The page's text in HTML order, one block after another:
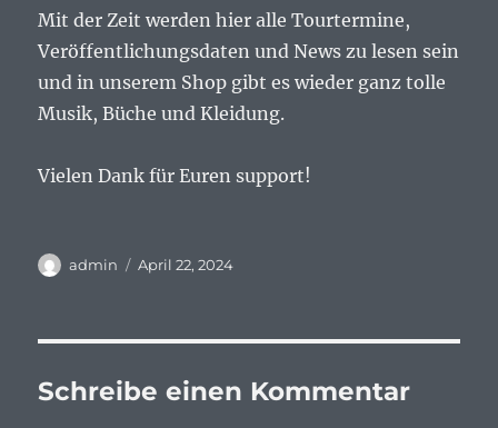
Mit der Zeit werden hier alle Tourtermine,
Veröffentlichungsdaten und News zu lesen sein
und in unserem Shop gibt es wieder ganz tolle
Musik, Büche und Kleidung.
Vielen Dank für Euren support!
admin April 22, 2024
Schreibe einen Kommentar